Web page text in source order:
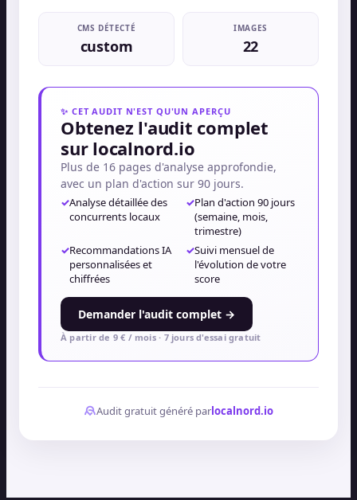
CMS DÉTECTÉ
custom
IMAGES
22
✨ CET AUDIT N'EST QU'UN APERÇU
Obtenez l'audit complet
sur localnord.io
Plus de 16 pages d'analyse approfondie,
avec un plan d'action sur 90 jours.
✓Analyse détaillée des
concurrents locaux
✓Plan d'action 90 jours
(semaine, mois,
trimestre)
✓Recommandations IA
personnalisées et
chiffrées
✓Suivi mensuel de
l'évolution de votre
score
Demander l'audit complet →
À partir de 9 € / mois · 7 jours d'essai gratuit
Audit gratuit généré parlocalnord.io